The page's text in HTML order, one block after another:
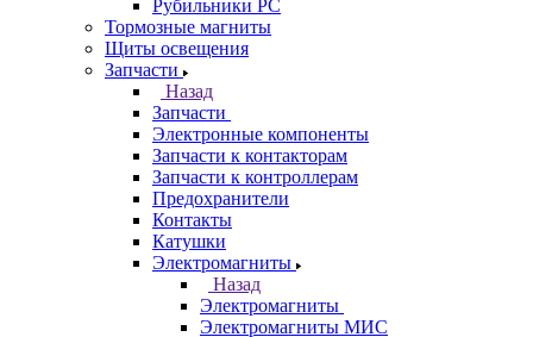
Рубильники РС
Тормозные магниты
Щиты освещения
Запчасти
Назад
Запчасти
Электронные компоненты
Запчасти к контакторам
Запчасти к контроллерам
Предохранители
Контакты
Катушки
Электромагниты
Назад
Электромагниты
Электромагниты МИС